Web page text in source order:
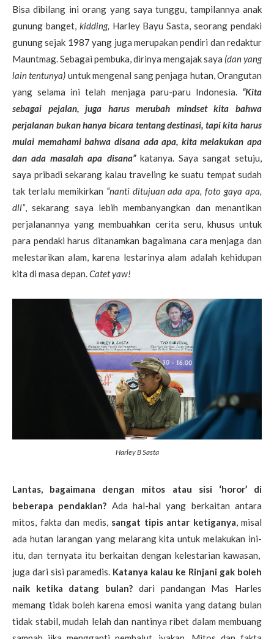
Bisa dibilang ini orang yang saya tunggu, tampilannya anak
gunung banget, kidding, Harley Bayu Sasta, seorang pendaki
gunung sejak 1987 yang juga merupakan pendiri dan redaktur
Mauntmag. Sebagai pembuka, dirinya mengajak saya (dan yang
lain tentunya) untuk mengenal sang penjaga hutan, Orangutan
yang selama ini telah menjaga paru-paru Indonesia. “Kita
sebagai pejalan, juga harus merubah mindset kita bahwa
perjalanan bukan hanya bicara tentang destinasi, tapi kita harus
mulai memahami bahwa disana ada apa, kita melakukan apa
dan ada masalah apa disana”katanya. Saya sangat setuju,
saya pribadi sekarang kalau traveling ke suatu tempat sudah
tak terlalu memikirkan “nanti ditujuan ada apa, foto gaya apa,
dll”, sekarang saya lebih membanyangkan dan menantikan
perjalanannya yang membuahkan cerita seru, khusus untuk
para pendaki harus ditanamkan bagaimana cara menjaga dan
melestarikan alam, karena lestarinya alam adalah kehidupan
kita di masa depan.Catet yaw!
Harley B Sasta
Lantas, bagaimana dengan mitos atau sisi ‘horor’ di
beberapa pendakian? Ada hal-hal yang berkaitan antara
mitos, fakta dan medis, sangat tipis antar ketiganya, misal
ada hutan larangan yang melarang kita untuk melakukan ini-
itu, dan ternyata itu berkaitan dengan kelestarian kawasan,
juga dari sisi paramedis. Katanya kalau ke Rinjani gak boleh
naik ketika datang bulan? dari pandangan Mas Harles
memang tidak boleh karena emosi wanita yang datang bulan
tidak stabil, mudah lelah dan nantinya ribet dalam membuang